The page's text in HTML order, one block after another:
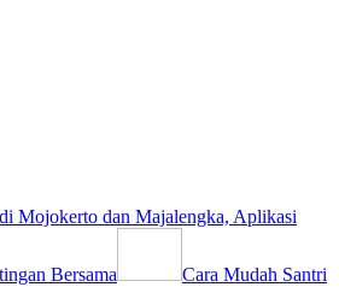
Mojokerto dan Majalengka, Aplikasi
Bersama Cara Mudah Santri